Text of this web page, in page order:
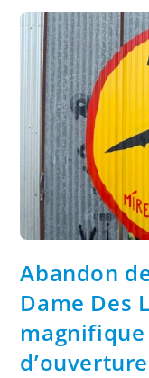
Abandon
Dame Des
d’ouverture